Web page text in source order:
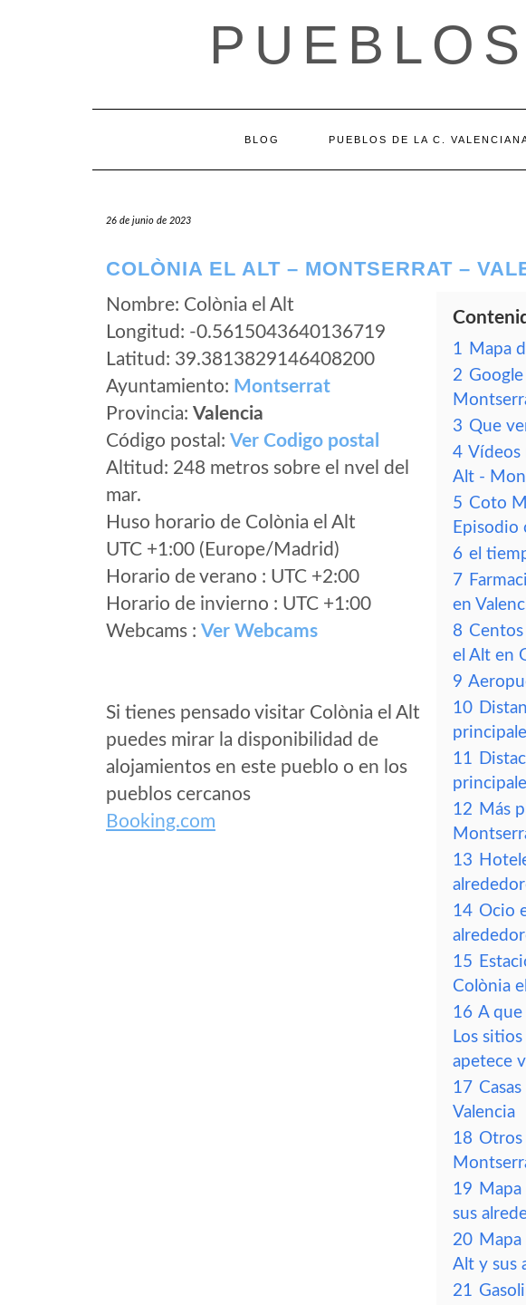
BLOG PUEBLOS DE LA C.
26 de junio de 2023
COLÒNIA EL ALT – MONTSERRAT –
Nombre: Colònia el Alt
Longitud: -0.5615043640136719
Latitud: 39.3813829146408200
Ayuntamiento: Montserrat
Provincia: Valencia
Código postal: Ver Codigo postal
Altitud: 248 metros sobre el nvel del
mar.
Huso horario de Colònia el Alt
UTC +1:00 (Europe/Madrid)
Horario de verano : UTC +2:00
Horario de invierno : UTC +1:00
Webcams : Ver Webcams
Si tienes pensado visitar Colònia el Alt
puedes mirar la disponibilidad de
alojamientos en este pueblo o en los
pueblos cercanos
Booking.com
1 Mapa
2
3 Que
4 Vídeos
Alt -
5 Coto
Episodio
6 el
7
en
8 Centos
el Alt en
9
10
11
12 Más
13
14 Ocio
15
Colònia
16 A que
Los
apetece
17
Valencia
18 Otros
19
sus
20
Alt y sus
21